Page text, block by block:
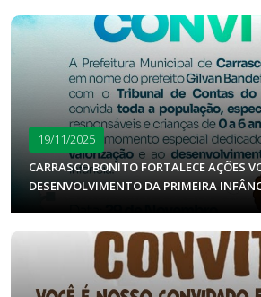
19/11/2025
CARRASCO BONITO FORTALECE AÇÕES
DESENVOLVIMENTO DA PRIMEIRA